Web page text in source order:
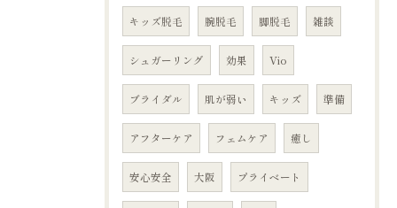
キッズ脱毛 腕脱毛 脚脱毛 雑談
シュガーリング 効果 Vio
ブライダル 肌が弱い キッズ 準備
アフターケア フェムケア 癒し
安心安全 大阪 プライベート